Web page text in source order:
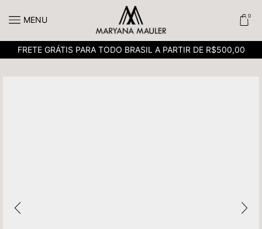
MENU 0
FRETE GRÁTIS PARA TODO BRASIL A PARTIR DE R$500,00